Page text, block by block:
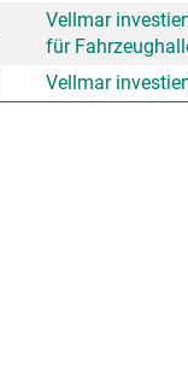
Vellmar
für
Vellmar